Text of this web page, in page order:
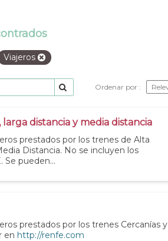
Viajeros
Ordenar por
distancia y media distancia
prestados por los trenes de Alta
Distancia. No se incluyen los
Se pueden...
prestados por los trenes Cercanías y
en http://renfe.com